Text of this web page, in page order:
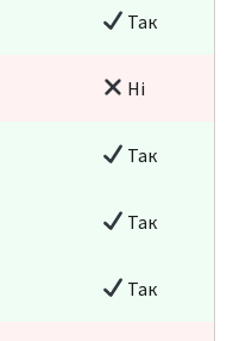
Так
Ні
Так
Так
Так